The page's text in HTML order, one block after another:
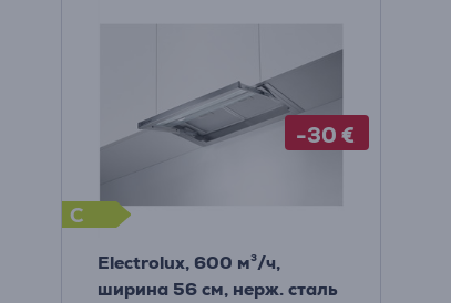
-30 €
C
Electrolux, 600 м³/ч,
ширина 56 см, нерж. сталь